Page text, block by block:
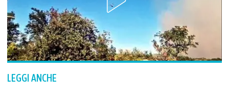
LEGGI ANCHE